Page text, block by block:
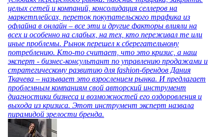
целых сетей и компаний, консолидация селлеров на
маркетплейсах, переток покупательского трафика из
офлайна в онлайн – все эти и другие факторы влияли на
всех и особенно на слабых, на тех, кто переживал те или
иные проблемы. Рынок перешел к сберегательному
потреблению. Кто-то считает, что это кризис, а наш
эксперт - бизнес-консультант по управлению продажами и
стратегическому развитию для fashion-брендов Дания
Ткачева – называет это взрослением рынка. И предлагает
проблемным компаниям свой авторский инструмент
диагностики бизнеса и возможностей его оздоровления и
выхода из кризиса. Этот инструмент эксперт назвала
пирамидой зрелости бренда.